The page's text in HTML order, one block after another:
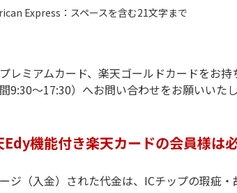
Express：スペースを含む21文字まで
レミアムカード、楽天ゴールドカードをお
9:30～17:30）へお問い合わせをお願いいたし
Edy機能付き楽天カードの会員様は
ジ（入金）された代金は、ICチップの瑕疵